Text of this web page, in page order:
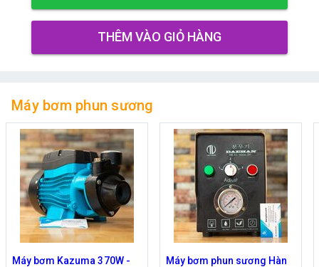
THÊM VÀO GIỎ HÀNG
Máy bơm phun sương
Máy bơm Kazuma 370W -
Máy bơm phun sương Hàn